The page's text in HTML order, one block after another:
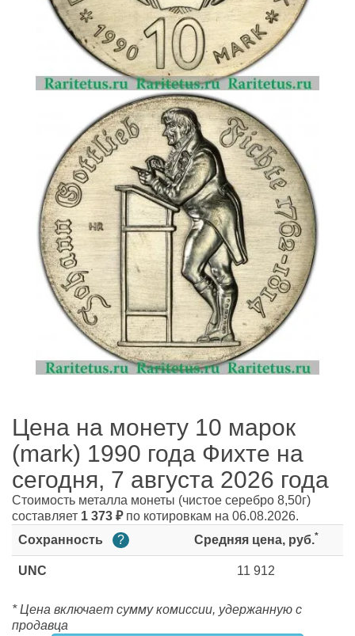
Цена на монету 10 марок
(mark) 1990 года Фихте на
сегодня, 7 августа 2026 года
Стоимость металла монеты (чистое серебро 8,50г)
составляет 1 373 ₽по котировкам на 06.08.2026.
Сохранность
? Средняя цена, руб.*
UNC 11 912
* Цена включает сумму комиссии, удержанную с
продавца